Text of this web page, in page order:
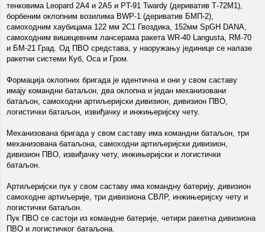
тенковима Leopard 2А4 и 2А5 и PT-91 Twardy (дериватив Т-72М1),
борбеним оклопним возилима BWP-1 (дериватив БМП-2),
самоходним хаубицама 122 мм 2С1 Гвоздика, 152мм SpGH DANA,
самоходним вишецевним лансерама ракета WR-40 Langusta, RM-70
и БМ-21 Град. Од ПВО средстава, у наоружању јединице се налазе
ракетни системи Куб, Оса и Гром.
Формација оклопних бригада је идентична и они у свом саставу
имају командни батаљон, два оклопна и један механизовани
батаљон, самоходни артиљеријски дивизион, дивизион ПВО,
логистички батаљон, извиђачку и инжињеријску чету.
Механизована бригада у свом саставу има командни батаљон, три
механизована батаљона, самоходни артиљеријски дивизион,
дивизион ПВО, извиђачку чету, инжињеријски и логистички
батаљон.
Артиљеријски пук у свом саставу има командну батерију, дивизион
самоходне артиљерије, три дивизиона СВЛР, инжињеријску чету и
логистички батаљон.
Пук ПВО се састоји из командне батерије, четири ракетна дивизиона
ПВО и логистичког батаљона.